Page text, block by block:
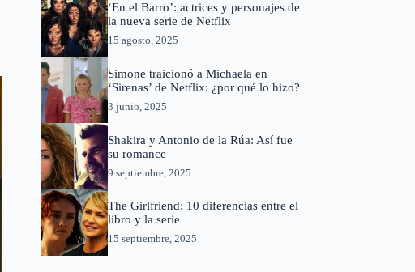
‘En el Barro’: actrices y personajes de
la nueva serie de Netflix
15 agosto, 2025
Simone traicionó a Michaela en
‘Sirenas’ de Netflix: ¿por qué lo hizo?
3 junio, 2025
Shakira y Antonio de la Rúa: Así fue
su romance
9 septiembre, 2025
The Girlfriend: 10 diferencias entre el
libro y la serie
15 septiembre, 2025